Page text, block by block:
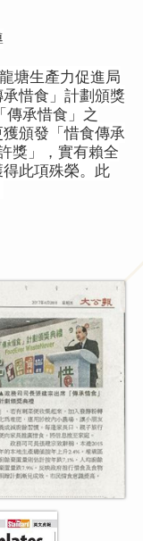
塘生產力促進局
惜食」計劃頒獎
傳承惜食」之
頒發「惜食傳承
獎」，實有賴全
此項殊榮。此